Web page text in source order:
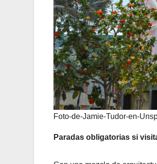
Foto-de-Jamie-Tudor-en-
Paradas obligatorias si